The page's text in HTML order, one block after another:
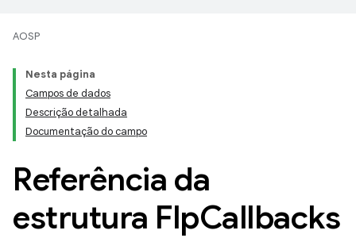
AOSP
Nesta página
Campos de dados
Descrição detalhada
Documentação do campo
Referência da
estrutura FlpCallbacks